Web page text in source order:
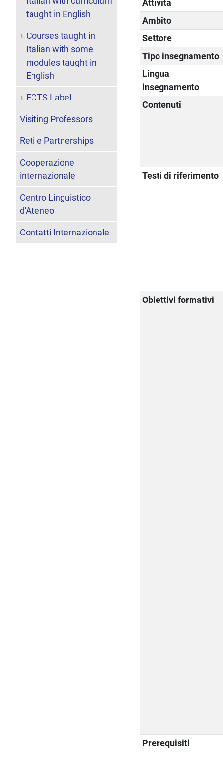
Attività
Ambito
Settore
Tipo insegnamento
Lingua
insegnamento
Contenuti
Testi di riferimento
Obiettivi formativi
Prerequisiti
taught in English
Courses taught in
Italian with some
modules taught in
English
ECTS Label
Visiting Professors
Reti e Partnerships
Cooperazione
internazionale
Centro Linguistico
d'Ateneo
Contatti Internazionale